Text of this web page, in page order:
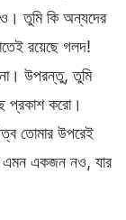
তুমি কি অন্যদের
রয়েছে গলদ!
উপরন্তু, তুমি
প্রকাশ করো।
তোমার উপরেই
এমন একজন নও, যার